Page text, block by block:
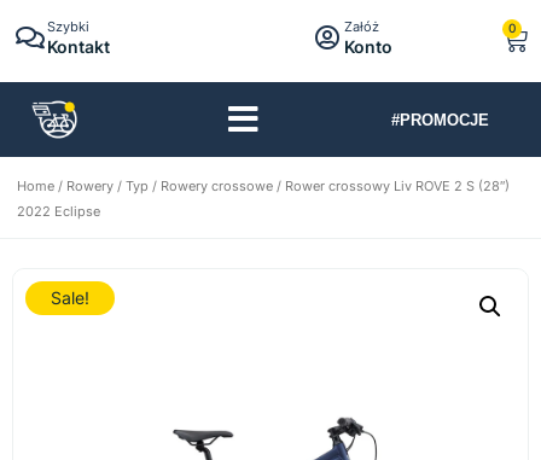
Szybki
Kontakt
Załóż
Konto
0
#PROMOCJE
Home / Rowery / Typ / Rowery crossowe / Rower crossowy Liv ROVE 2 S (28″)
2022 Eclipse
Sale!